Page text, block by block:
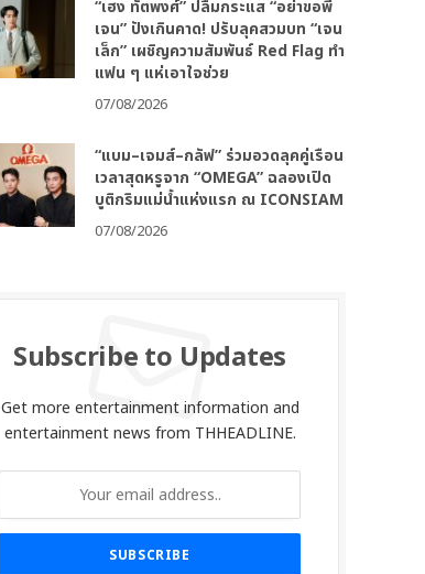
“เฮง ทัตพงศ์” ปลื้มกระแส “อย่าขอพี่
เจน” ปังเกินคาด! ปรับลุคสวมบท “เจน
เล็ก” เผชิญความสัมพันธ์ Red Flag ทำ
แฟน ๆ แห่เอาใจช่วย
07/08/2026
“แบม–เจมส์–กลัฟ” ร่วมอวดลุคคู่เรือน
เวลาสุดหรูจาก “OMEGA” ฉลองเปิด
บูติกริมแม่น้ำแห่งแรก ณ ICONSIAM
07/08/2026
Subscribe to Updates
Get more entertainment information and
entertainment news from THHEADLINE.